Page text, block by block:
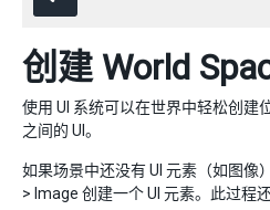
创建 World
使用 UI 系统可以在世界中轻松创建
之间的 UI。
如果场景中还没有 UI 元素（如图像
> Image 创建一个 UI 元素。此过程